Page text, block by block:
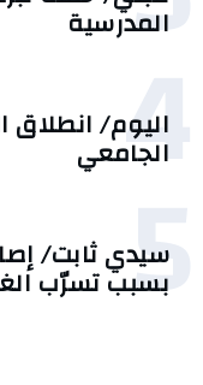
المدرسية
4
اليوم/ انطلاق
الجامعي
5
سيدي ثابت/
بسبب تسرّب